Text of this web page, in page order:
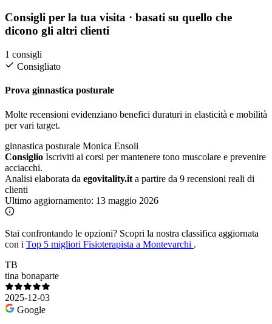
Consigli per la tua visita · basati su quello che
dicono gli altri clienti
1 consigli
Consigliato
Prova ginnastica posturale
Molte recensioni evidenziano benefici duraturi in elasticità e mobilità
per vari target.
ginnastica posturale Monica Ensoli
Consiglio Iscriviti ai corsi per mantenere tono muscolare e prevenire
acciacchi.
Analisi elaborata da egovitality.it a partire da 9 recensioni reali di
clienti
Ultimo aggiornamento: 13 maggio 2026
Stai confrontando le opzioni? Scopri la nostra classifica aggiornata
con i Top 5 migliori Fisioterapista a Montevarchi .
TB
tina bonaparte
2025-12-03
Google